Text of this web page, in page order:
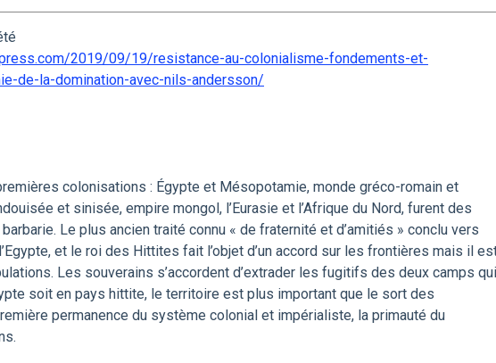
2019/09/19/resistance-au-colonialisme-fondements-et-
de-la-domination-avec-nils-andersson/
colonisations : Égypte et Mésopotamie, monde gréco-romain et
et sinisée, empire mongol, l’Eurasie et l’Afrique du Nord, furent des
Le plus ancien traité connu « de fraternité et d’amitiés » conclu vers
et le roi des Hittites fait l’objet d’un accord sur les frontières mais il
Les souverains s’accordent d’extrader les fugitifs des deux camps qui
soit en pays hittite, le territoire est plus important que le sort des
permanence du système colonial et impérialiste, la primauté du